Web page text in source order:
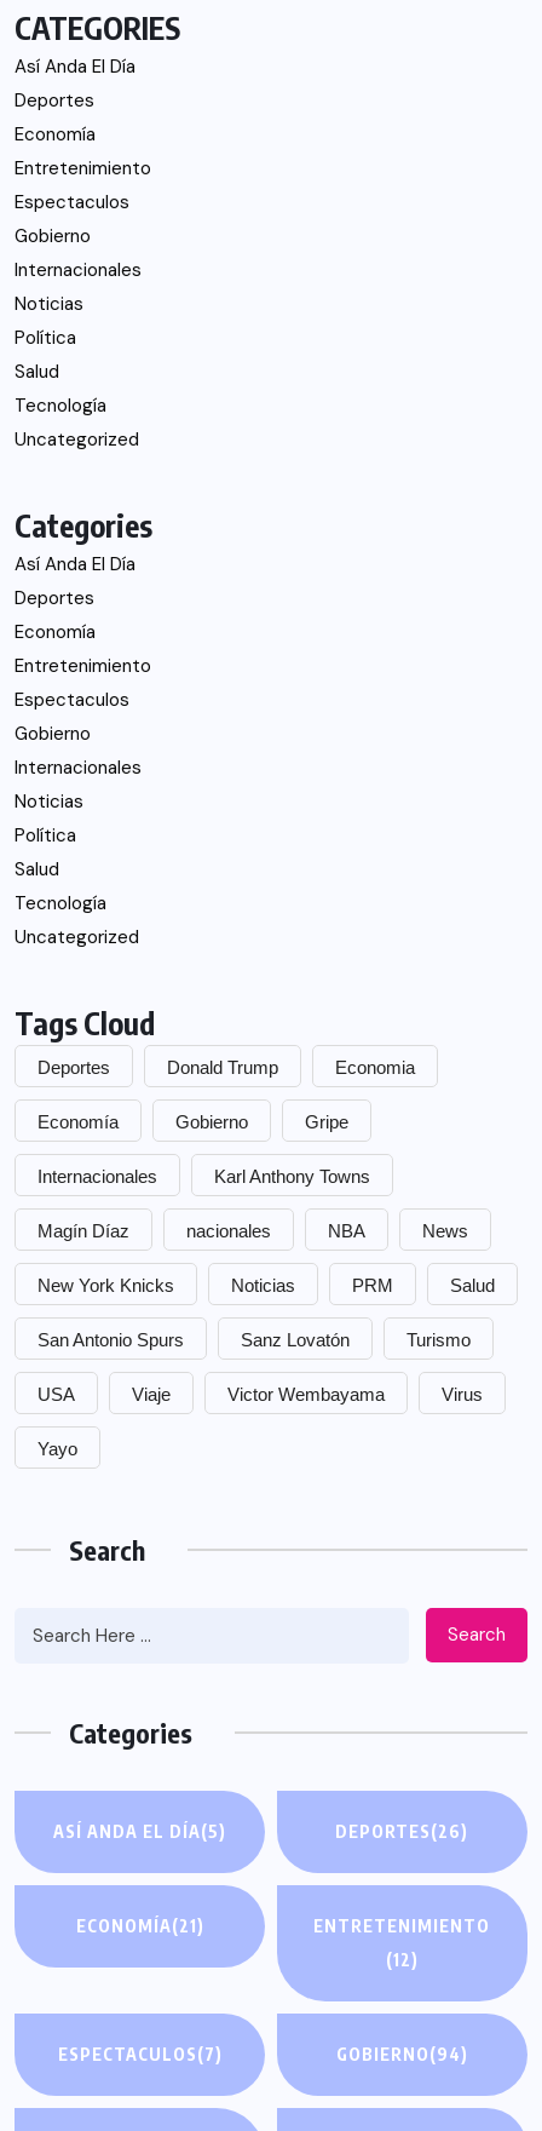
CATEGORIES
Así Anda El Día
Deportes
Economía
Entretenimiento
Espectaculos
Gobierno
Internacionales
Noticias
Política
Salud
Tecnología
Uncategorized
Categories
Así Anda El Día
Deportes
Economía
Entretenimiento
Espectaculos
Gobierno
Internacionales
Noticias
Política
Salud
Tecnología
Uncategorized
Tags Cloud
Deportes Donald Trump Economia
Economía Gobierno Gripe
Internacionales Karl Anthony Towns
Magín Díaz nacionales NBA News
New York Knicks Noticias PRM Salud
San Antonio Spurs Sanz Lovatón Turismo
USA Viaje Victor Wembayama Virus
Yayo
Search
Search
Categories
ASÍ ANDA EL DÍA(5) DEPORTES(26)
ECONOMÍA(21)
ENTRETENIMIENTO
(12)
ESPECTACULOS(7) GOBIERNO(94)